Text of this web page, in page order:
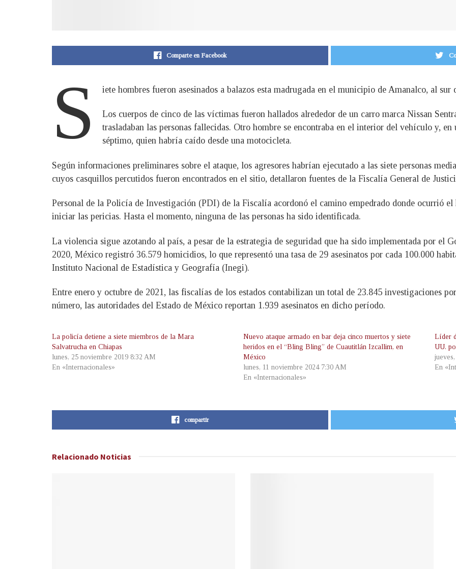
Comparte en Facebook
S iete hombres fueron asesinados a balazos esta madrugada en el municipio de Amanalco, al
Los cuerpos de cinco de las víctimas fueron hallados alrededor de un carro marca Nissan
trasladaban las personas fallecidas. Otro hombre se encontraba en el interior del vehículo y,
séptimo, quien habría caído desde una motocicleta.
Según informaciones preliminares sobre el ataque, los agresores habrían ejecutado a las siete personas
cuyos casquillos percutidos fueron encontrados en el sitio, detallaron fuentes de la Fiscalía General de
Personal de la Policía de Investigación (PDI) de la Fiscalía acordonó el camino empedrado donde ocurrió el
iniciar las pericias. Hasta el momento, ninguna de las personas ha sido identificada.
La violencia sigue azotando al país, a pesar de la estrategia de seguridad que ha sido implementada por el
2020, México registró 36.579 homicidios, lo que representó una tasa de 29 asesinatos por cada 100.000
Instituto Nacional de Estadística y Geografía (Inegi).
Entre enero y octubre de 2021, las fiscalías de los estados contabilizan un total de 23.845 investigaciones
número, las autoridades del Estado de México reportan 1.939 asesinatos en dicho período.
La policía detiene a siete miembros de la Mara
Salvatrucha en Chiapas
lunes, 25 noviembre 2019 8:32 AM
En «Internacionales»
Nuevo ataque armado en bar deja cinco muertos y siete
heridos en el “Bling Bling” de Cuautitlán Izcallim, en
México
lunes, 11 noviembre 2024 7:30 AM
En «Internacionales»
Líder
UU.
En
compartir
Relacionado Noticias